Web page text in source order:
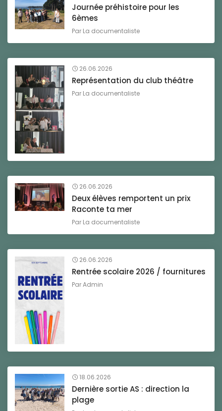
Journée préhistoire pour les
6èmes
Par La documentaliste
26.06.2026
Représentation du club théâtre
Par La documentaliste
26.06.2026
Deux élèves remportent un prix
Raconte ta mer
Par La documentaliste
26.06.2026
Rentrée scolaire 2026 / fournitures
ParAdmin
18.06.2026
Dernière sortie AS : direction la
plage